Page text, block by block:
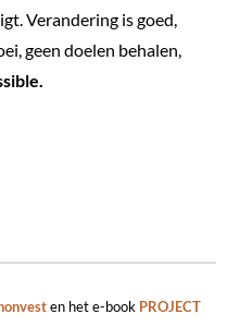
Verandering is goed,
geen doelen behalen,
en het e-book PROJECT